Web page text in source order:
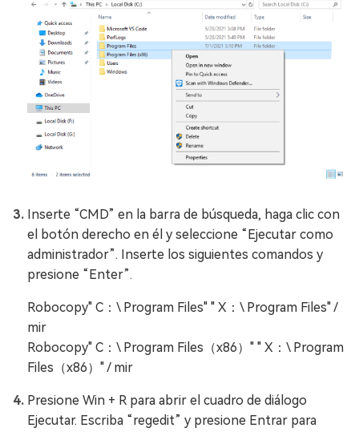
Inserte “CMD” en la barra de búsqueda, haga clic con
el botón derecho en él y seleccione “Ejecutar como
administrador”. Inserte los siguientes comandos y
presione “Enter”.
Robocopy" C：\ Program Files" " X：\ Program Files" /
mir
Robocopy" C：\ Program Files（x86）" " X：\ Program
Files（x86）" / mir
Presione Win + R para abrir el cuadro de diálogo
Ejecutar. Escriba “regedit” y presione Entrar para